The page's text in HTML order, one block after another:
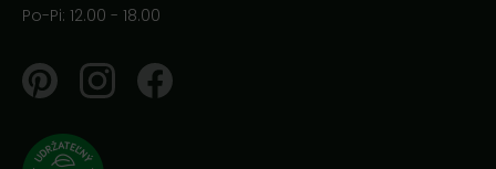
Po-Pi: 12.00 - 18.00
PinterestInstagramFacebook